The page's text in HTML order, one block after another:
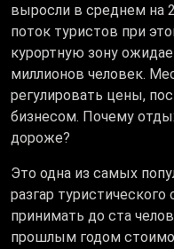
выросли в среднем на
поток туристов при
курортную зону
миллионов человек.
регулировать цены,
бизнесом. Почему
дороже?
Это одна из самых
разгар
принимать до ста
прошлым годом